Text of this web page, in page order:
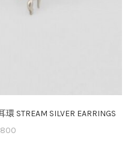
STREAM SILVER EARRINGS